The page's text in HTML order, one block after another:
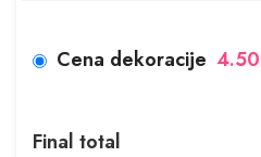
Cena dekoracije
Final total